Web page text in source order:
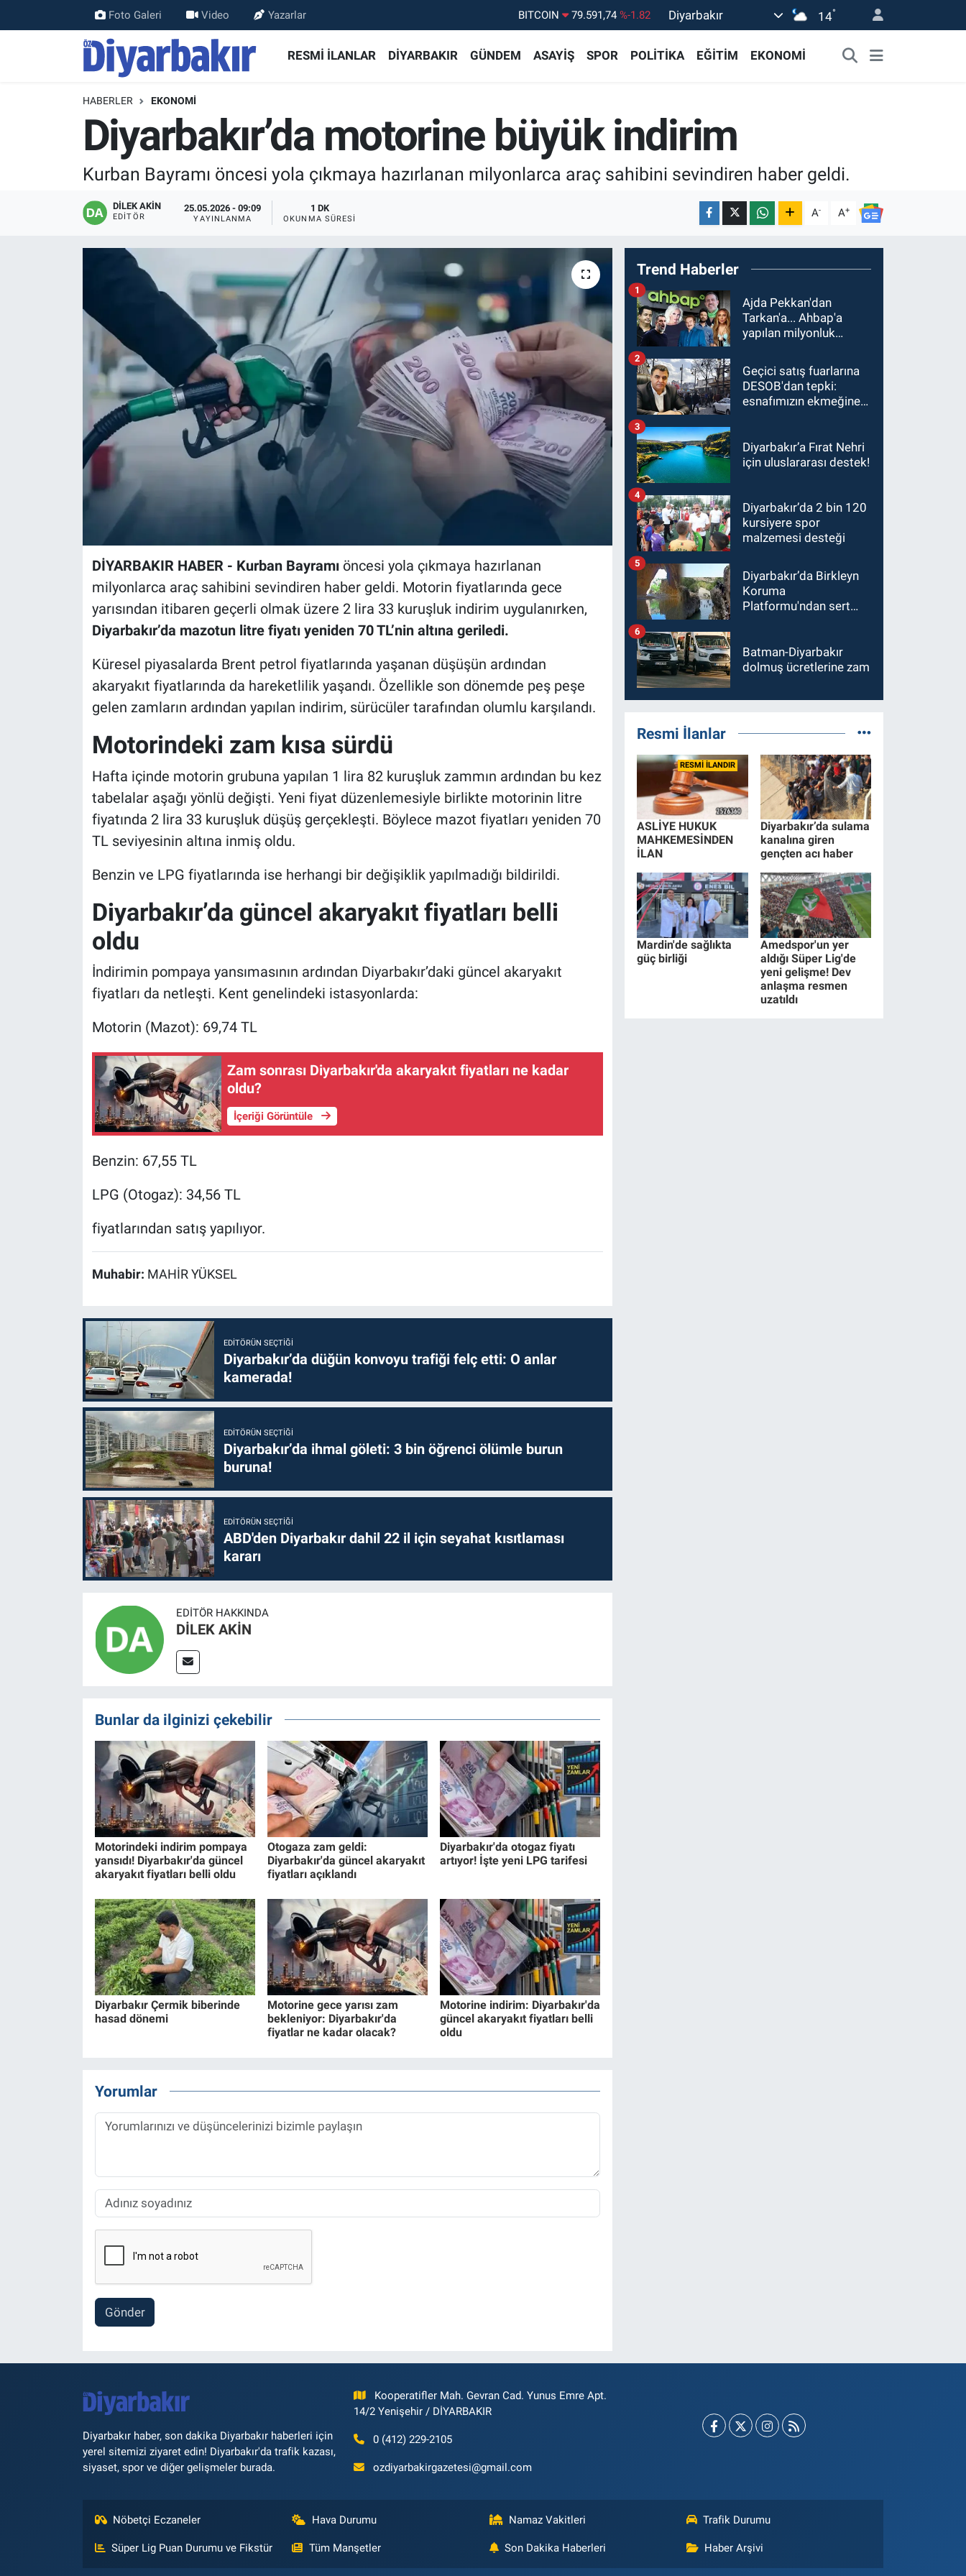
Foto Galeri Video Yazarlar DOLAR 45,43620 %0.02
BİST100 14.598,00
Diyarbakır 14°
RESMİ İLANLAR DİYARBAKIR GÜNDEM ASAYİŞ SPOR POLİTİKA EĞİTİM EKONOMİ
HABERLER EKONOMİ
Diyarbakır’da motorine büyük indirim
Kurban Bayramı öncesi yola çıkmaya hazırlanan milyonlarca araç sahibini sevindiren haber geldi.
DİLEK AKİN
EDITÖR
25.05.2026 - 09:09
YAYINLANMA
1 DK
OKUNMA SÜRESI A- A+
DİYARBAKIR HABER - Kurban Bayramıöncesi yola çıkmaya hazırlanan
milyonlarca araç sahibini sevindiren haber geldi. Motorin fiyatlarında gece
yarısından itibaren geçerli olmak üzere 2 lira 33 kuruşluk indirim uygulanırken,
Diyarbakır’da mazotun litre fiyatı yeniden 70 TL’nin altına geriledi.
Küresel piyasalarda Brent petrol fiyatlarında yaşanan düşüşün ardından
akaryakıt fiyatlarında da hareketlilik yaşandı. Özellikle son dönemde peş peşe
gelen zamların ardından yapılan indirim, sürücüler tarafından olumlu karşılandı.
Motorindeki zam kısa sürdü
Hafta içinde motorin grubuna yapılan 1 lira 82 kuruşluk zammın ardından bu kez
tabelalar aşağı yönlü değişti. Yeni fiyat düzenlemesiyle birlikte motorinin litre
fiyatında 2 lira 33 kuruşluk düşüş gerçekleşti. Böylece mazot fiyatları yeniden 70
TL seviyesinin altına inmiş oldu.
Benzin ve LPG fiyatlarında ise herhangi bir değişiklik yapılmadığı bildirildi.
Diyarbakır’da güncel akaryakıt fiyatları belli
oldu
İndirimin pompaya yansımasının ardından Diyarbakır’daki güncel akaryakıt
fiyatları da netleşti. Kent genelindeki istasyonlarda:
Motorin (Mazot): 69,74 TL
Zam sonrası Diyarbakır'da akaryakıt fiyatları ne kadar
oldu?
İçeriği Görüntüle
Benzin: 67,55 TL
LPG (Otogaz): 34,56 TL
fiyatlarından satış yapılıyor.
Muhabir: MAHİR YÜKSEL
EDITÖRÜN SEÇTIĞI
Diyarbakır’da düğün konvoyu trafiği felç etti: O anlar
kamerada!
EDITÖRÜN SEÇTIĞI
Diyarbakır’da ihmal göleti: 3 bin öğrenci ölümle burun
buruna!
EDITÖRÜN SEÇTIĞI
ABD'den Diyarbakır dahil 22 il için seyahat kısıtlaması
kararı
EDITÖR HAKKINDA
DİLEK AKİN
Bunlar da ilginizi çekebilir
Motorindeki indirim pompaya
yansıdı! Diyarbakır'da güncel
akaryakıt fiyatları belli oldu
Otogaza zam geldi:
Diyarbakır'da güncel akaryakıt
fiyatları açıklandı
Diyarbakır'da otogaz fiyatı
artıyor! İşte yeni LPG tarifesi
Diyarbakır Çermik biberinde
hasad dönemi
Motorine gece yarısı zam
bekleniyor: Diyarbakır'da
fiyatlar ne kadar olacak?
Motorine indirim: Diyarbakır'da
güncel akaryakıt fiyatları belli
oldu
Yorumlar
Gönder
Trend Haberler
Ajda Pekkan'dan
Tarkan'a... Ahbap'a
yapılan milyonluk
1
Geçici satış fuarlarına
DESOB'dan tepki:
esnafımızın ekmeğine
2
Diyarbakır’a Fırat Nehri
için uluslararası destek!
3
Diyarbakır’da 2 bin 120
kursiyere spor
malzemesi desteği
4
Diyarbakır’da Birkleyn
Koruma
Platformu'ndan sert
5
Batman-Diyarbakır
dolmuş ücretlerine zam
6
Resmi İlanlar
RESMİ İLANDIR
ASLİYE HUKUK
MAHKEMESİNDEN
İLAN
Diyarbakır’da sulama
kanalına giren
gençten acı haber
Mardin'de sağlıkta
güç birliği
Amedspor'un yer
aldığı Süper Lig'de
yeni gelişme! Dev
anlaşma resmen
uzatıldı
Diyarbakır haber, son dakika Diyarbakır haberleri için
yerel sitemizi ziyaret edin! Diyarbakır'da trafik kazası,
siyaset, spor ve diğer gelişmeler burada.
Kooperatifler Mah. Gevran Cad. Yunus Emre Apt.
14/2 Yenişehir / DİYARBAKIR
0 (412) 229-2105
ozdiyarbakirgazetesi@gmail.com
Nöbetçi Eczaneler Hava Durumu Namaz Vakitleri Trafik Durumu
Süper Lig Puan Durumu ve Fikstür Tüm Manşetler Son Dakika Haberleri Haber Arşivi
RESMİ İLANLAR
DİYARBAKIR
EKONOMİ
GÜNDEM
KÜLTÜR SANAT
ÖZEL HABER
POLİTİKA
Nöbetçi Eczaneler
Namaz Vakitleri
Trafik Durumu
Süper Lig Puan Durumu ve Fikstür
Son Dakika Haberleri
Haber Arşivi